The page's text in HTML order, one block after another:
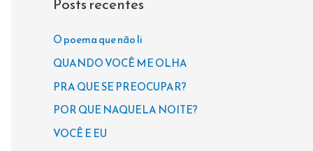
i
s
a
o
O poema que não li
QUANDO VOCÊ ME OLHA
PRA QUE SE PREOCUPAR?
POR QUE NAQUELA NOITE?
VOCÊ E EU